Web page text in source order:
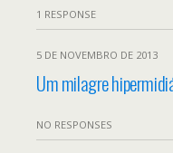
1 RESPONSE
5 DE NOVEMBRO DE 2013
Um milagre
NO RESPONSES